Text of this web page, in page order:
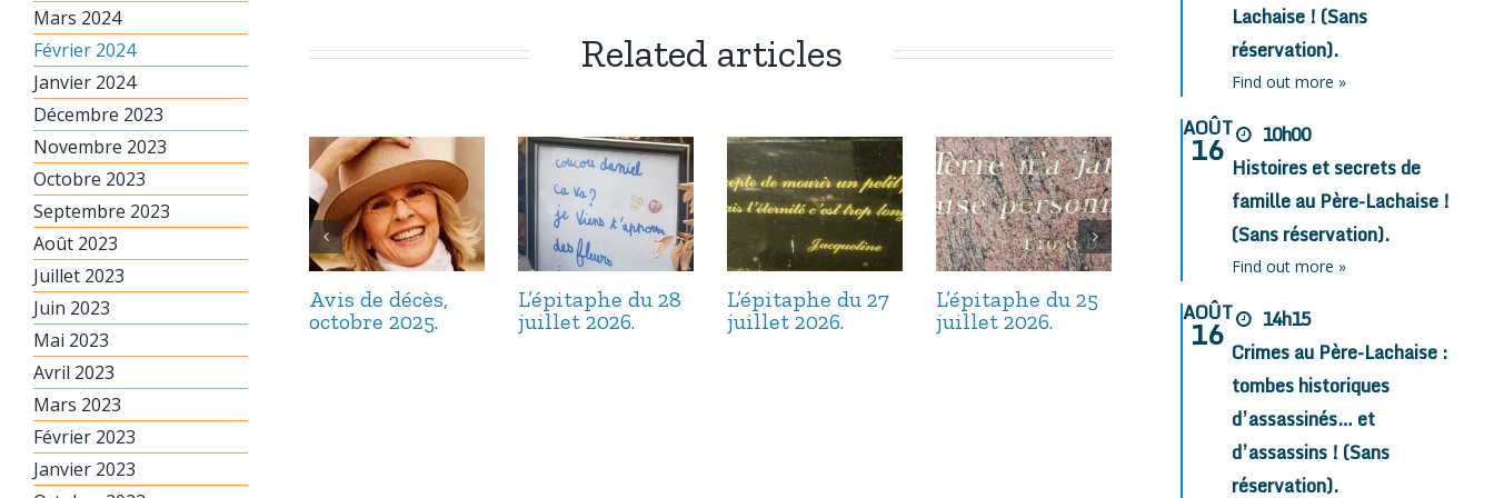
Related articles
Avis de décès,
octobre 2025.
L’épitaphe du 28
juillet 2026.
L’épitaphe du 27
juillet 2026.
L’épitaphe du 25
juillet 2026.
Avis de décès,
septembre 2025.
Mars 2024
Février 2024
Janvier 2024
Décembre 2023
Novembre 2023
Octobre 2023
Septembre 2023
Août 2023
Juillet 2023
Juin 2023
Mai 2023
Avril 2023
Mars 2023
Février 2023
Janvier 2023
Lachaise ! (Sans
réservation).
Find out more »
AOÛT
16
10h00
Histoires et secrets de
famille au Père-Lachaise !
(Sans réservation).
Find out more »
AOÛT
16
14h15
Crimes au Père-Lachaise :
tombes historiques
d’assassinés… et
d’assassins ! (Sans
réservation).